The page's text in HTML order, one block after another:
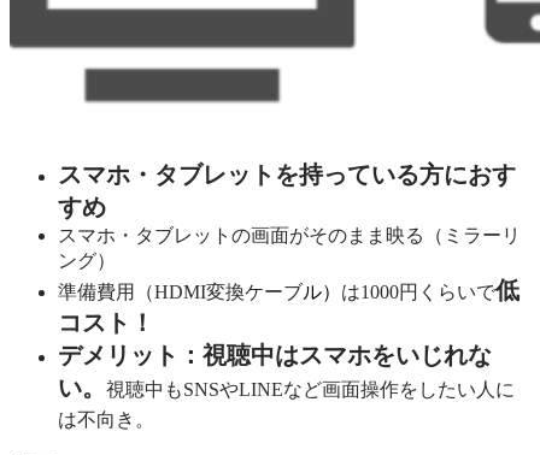
スマホ・タブレットを持っている方におす
すめ
スマホ・タブレットの画面がそのまま映る（ミラーリ
ング）
準備費用（HDMI変換ケーブル） は1000円くらいで低
コスト！
デメリット：視聴中はスマホをいじれな
い。
視聴中もSNSやLINEなど画面操作をしたい人に
は不向き。